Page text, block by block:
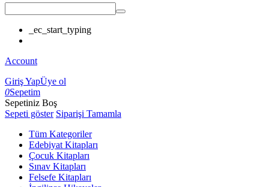
_ec_start_typing
Account
Giriş YapÜye ol
0Sepetim
Sepetiniz Boş
Sepeti göster Siparişi Tamamla
Tüm Kategoriler
Edebiyat Kitapları
Çocuk Kitapları
Sınav Kitapları
Felsefe Kitapları